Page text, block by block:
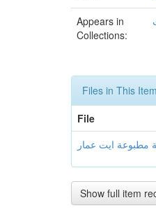
Appears in
Collections:
Files in This
File
Show full item